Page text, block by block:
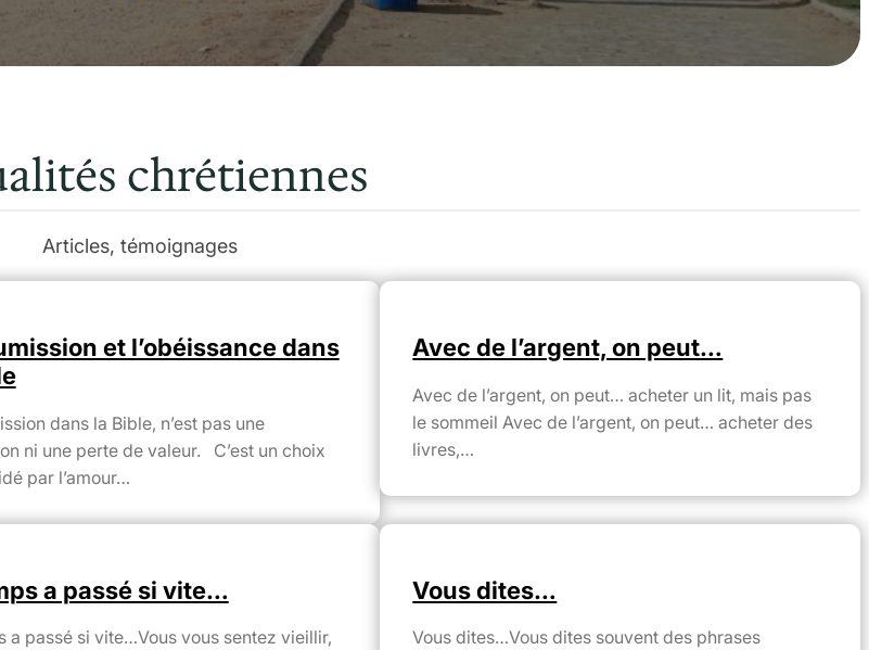
chrétiennes
Articles, témoignages
et l’obéissance dans
dans la Bible, n’est pas une
ni une perte de valeur. C’est un choix
par l’amour…
Avec de l’argent, on peut…
Avec de l’argent, on peut… acheter un lit, mais pas
le sommeil Avec de l’argent, on peut… acheter des
livres,…
a passé si vite…
a passé si vite…Vous vous sentez vieillir,
Vous dites…
Vous dites…Vous dites souvent des phrases